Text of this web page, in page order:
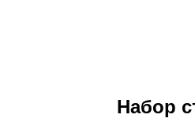
Набор